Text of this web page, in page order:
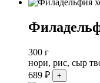
300 г
нори, рис, сыр
689 ₽